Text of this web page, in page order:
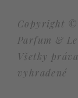
Copyright ©
Parfum &
Všetky práva
vyhradené